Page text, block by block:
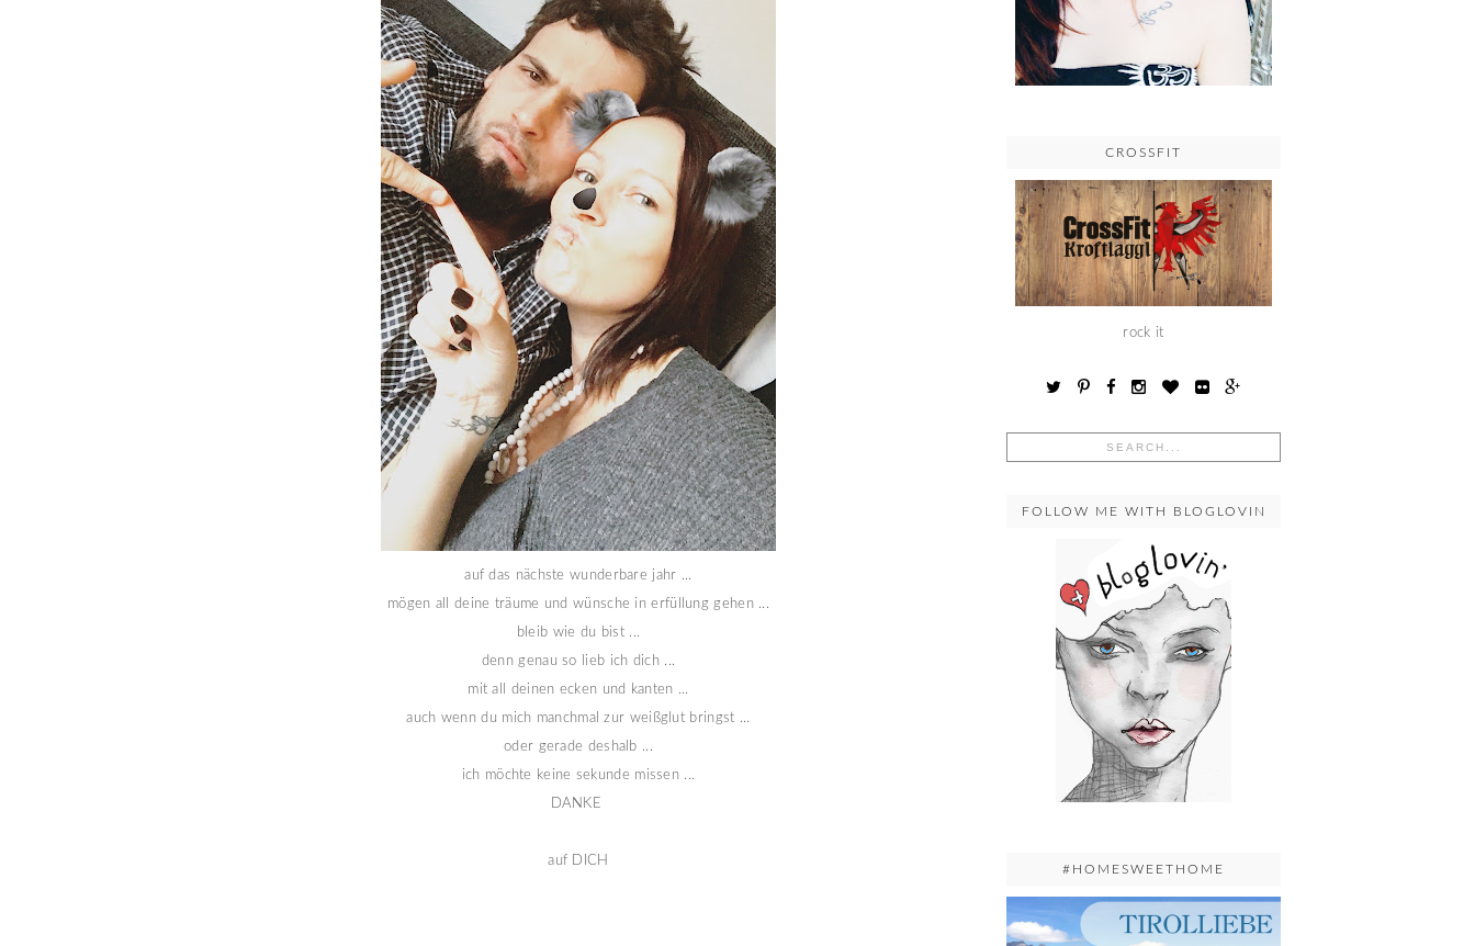
auf das nächste wunderbare jahr ...
mögen all deine träume und wünsche in erfüllung gehen ...
bleib wie du bist ...
denn genau so lieb ich dich ...
mit all deinen ecken und kanten ...
auch wenn du mich manchmal zur weißglut bringst ...
oder gerade deshalb ...
ich möchte keine sekunde missen ...
DANKE
auf DICH
CROSSFIT
rock it
FOLLOW ME WITH BLOGLOVIN
#HOMESWEETHOME